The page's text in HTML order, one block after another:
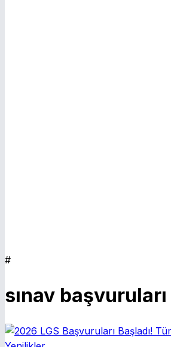
#
sınav başvuruları